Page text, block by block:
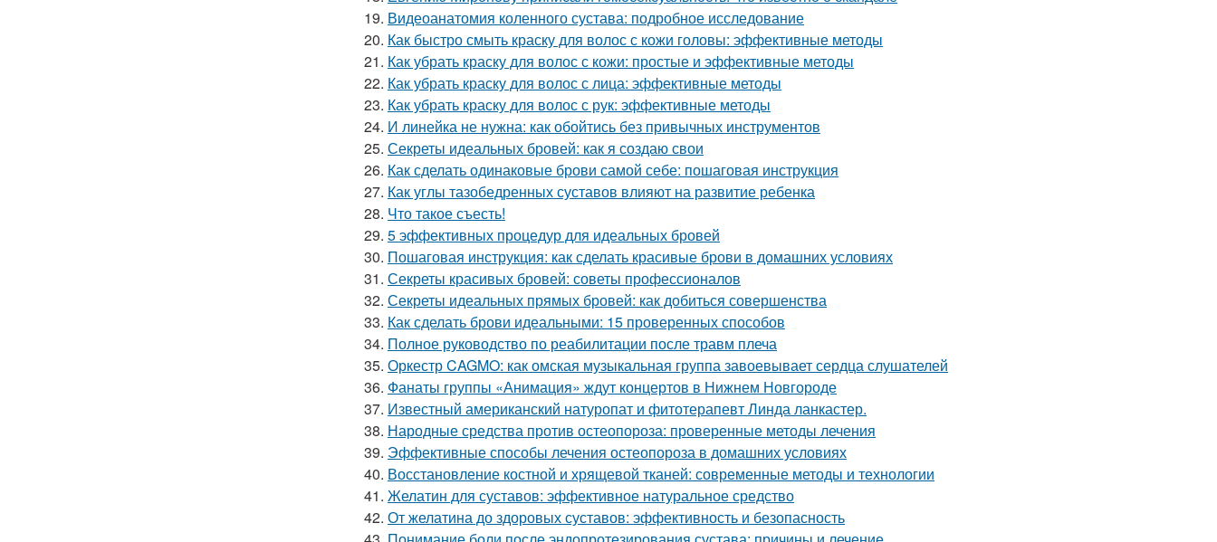
19. Видеоанатомия коленного сустава: подробное исследование
20. Как быстро смыть краску для волос с кожи головы: эффективные методы
21. Как убрать краску для волос с кожи: простые и эффективные методы
22. Как убрать краску для волос с лица: эффективные методы
23. Как убрать краску для волос с рук: эффективные методы
24. И линейка не нужна: как обойтись без привычных инструментов
25. Секреты идеальных бровей: как я создаю свои
26. Как сделать одинаковые брови самой себе: пошаговая инструкция
27. Как углы тазобедренных суставов влияют на развитие ребенка
28. Что такое съесть!
29. 5 эффективных процедур для идеальных бровей
30. Пошаговая инструкция: как сделать красивые брови в домашних условиях
31. Секреты красивых бровей: советы профессионалов
32. Секреты идеальных прямых бровей: как добиться совершенства
33. Как сделать брови идеальными: 15 проверенных способов
34. Полное руководство по реабилитации после травм плеча
35. Оркестр CAGMO: как омская музыкальная группа завоевывает сердца слушателей
36. Фанаты группы «Анимация» ждут концертов в Нижнем Новгороде
37. Известный американский натуропат и фитотерапевт Линда ланкастер.
38. Народные средства против остеопороза: проверенные методы лечения
39. Эффективные способы лечения остеопороза в домашних условиях
40. Восстановление костной и хрящевой тканей: современные методы и технологии
41. Желатин для суставов: эффективное натуральное средство
42. От желатина до здоровых суставов: эффективность и безопасность